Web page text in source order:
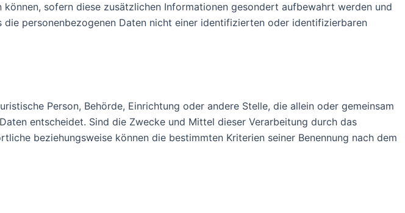
sofern diese zusätzlichen Informationen gesondert aufbewahrt werden und
personenbezogenen Daten nicht einer identifizierten oder identifizierbaren
Person, Behörde, Einrichtung oder andere Stelle, die allein oder gemeinsam
entscheidet. Sind die Zwecke und Mittel dieser Verarbeitung durch das
beziehungsweise können die bestimmten Kriterien seiner Benennung nach dem